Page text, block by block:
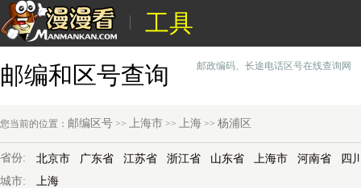
工具
邮编和区号查询
邮政编码、长途电话区号在线查询网
您当前的位置： 邮编区号 >> 上海市 >> 上海 >> 杨浦区
省份: 北京市 广东省 江苏省 浙江省 山东省 上海市 河南省
四
城市:
上海